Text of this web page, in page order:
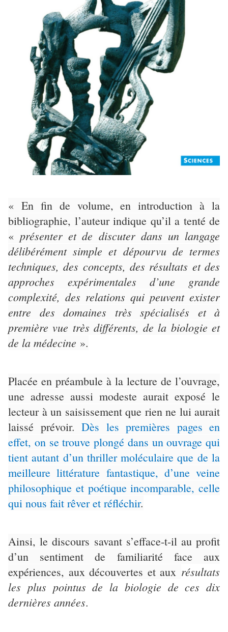
« En fin de volume, en introduction à la
bibliographie, l’auteur indique qu’il a tenté de
«présenter et de discuter dans un langage
délibérément simple et dépourvu de termes
techniques, des concepts, des résultats et des
approches expérimentales d’une grande
complexité, des relations qui peuvent exister
entre des domaines très spécialisés et à
première vue très différents, de la biologie et
de la médecine ».
Placée en préambule à la lecture de l’ouvrage,
une adresse aussi modeste aurait exposé le
lecteur à un saisissement que rien ne lui aurait
laissé prévoir. Dès les premières pages en
effet, on se trouve plongé dans un ouvrage qui
tient autant d’un thriller moléculaire que de la
meilleure littérature fantastique, d’une veine
philosophique et poétique incomparable, celle
qui nous fait rêver et réfléchir.
Ainsi, le discours savant s’efface-t-il au profit
d’un sentiment de familiarité face aux
expériences, aux découvertes et aux résultats
les plus pointus de la biologie de ces dix
dernières années.